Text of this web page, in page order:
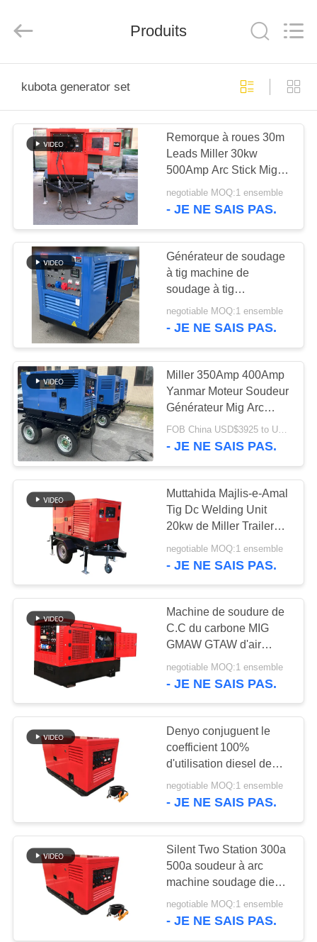
PRODUITS
SUJET
NOUS
VISITE
D'USINE
CONTRÔLE
DE
QUALITÉ
CONTACTEZ-
NOUS
DEMANDEZ
UNE
CITATION
PLAN
DU
SITE
PRIVACY
POLICY
Power
Equipment
Produits
kubota generator set
Remorque à roues 30m
Leads Miller 30kw
500Amp Arc Stick Mig
Welding Machine avec
moteur diesel
negotiable MOQ:1 ensemble
- JE NE SAIS PAS.
Générateur de soudage
à tig machine de
soudage à tig
générateur de soudage
à miller Big Blue 400 A
negotiable MOQ:1 ensemble
- JE NE SAIS PAS.
Miller 350Amp 400Amp
Yanmar Moteur Soudeur
Générateur Mig Arc
Diesel Poste à souder
FOB China USD$3925 to USD$7325 MOQ:1 série
- JE NE SAIS PAS.
Muttahida Majlis-e-Amal
Tig Dc Welding Unit
20kw de Miller Trailer
480Amps
negotiable MOQ:1 ensemble
- JE NE SAIS PAS.
Machine de soudure de
C.C du carbone MIG
GMAW GTAW d'air
400Amp
negotiable MOQ:1 ensemble
- JE NE SAIS PAS.
Denyo conjuguent le
coefficient 100%
d'utilisation diesel de
machine de soudure
d'AVR 400a 350a
negotiable MOQ:1 ensemble
- JE NE SAIS PAS.
Silent Two Station 300a
500a soudeur à arc
machine soudage diesel
unité Denyo Dcw-
480esw
negotiable MOQ:1 ensemble
- JE NE SAIS PAS.